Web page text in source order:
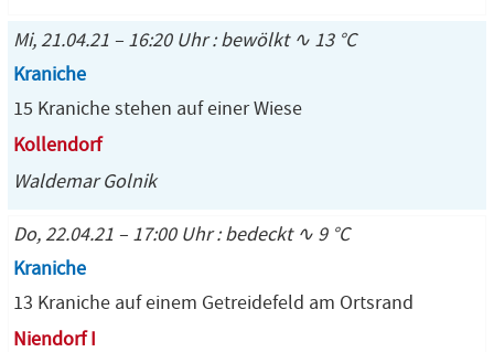
Mi, 21.04.21 – 16:20 Uhr : bewölkt ∿ 13 °C
Kraniche
15 Kraniche stehen auf einer Wiese
Kollendorf
Waldemar Golnik
Do, 22.04.21 – 17:00 Uhr : bedeckt ∿ 9 °C
Kraniche
13 Kraniche auf einem Getreidefeld am Ortsrand
Niendorf I